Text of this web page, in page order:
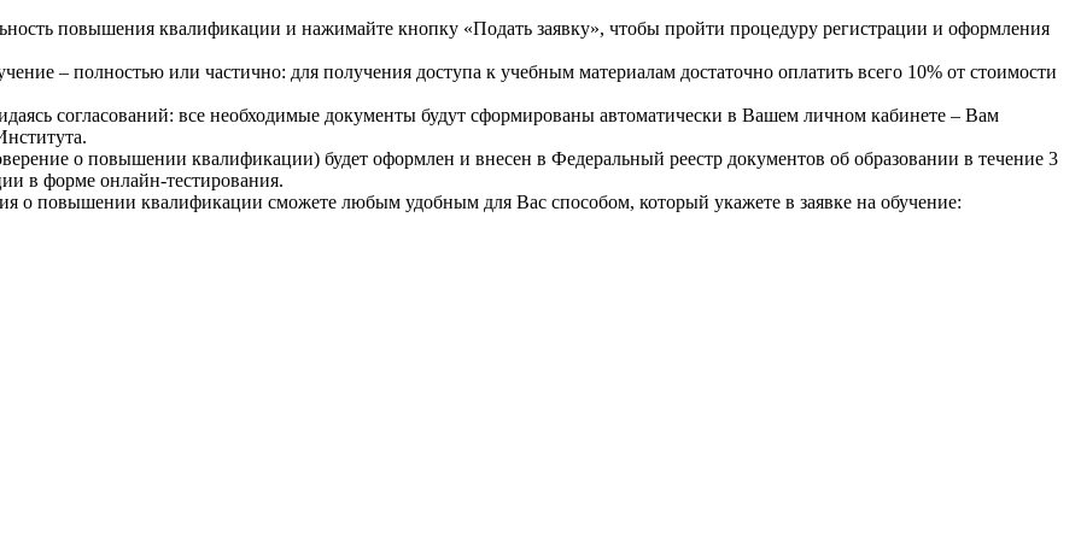
повышения квалификации и нажимайте кнопку «Подать заявку», чтобы пройти процедуру регистрации и оформления
– полностью или частично: для получения доступа к учебным материалам достаточно оплатить всего 10% от стоимости
согласований: все необходимые документы будут сформированы автоматически в Вашем личном кабинете – Вам
о повышении квалификации) будет оформлен и внесен в Федеральный реестр документов об образовании в течение 3
в форме онлайн-тестирования.
о повышении квалификации сможете любым удобным для Вас способом, который укажете в заявке на обучение: